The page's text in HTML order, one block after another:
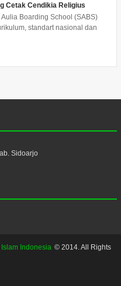
Cetak Cendikia Religius
Boarding School (SABS)
standart nasional dan
Sidoarjo
Indonesia © 2014. All Rights